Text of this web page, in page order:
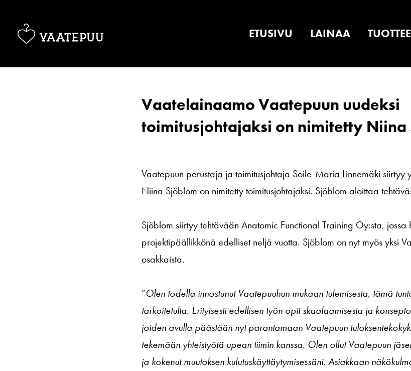
ETUSIVU LAINAA
Vaatelainaamo Vaatepuun uudeksi
toimitusjohtajaksi on nimitetty Niina
Vaatepuun perustaja ja toimitusjohtaja Soile-Maria Linnemäki siirtyy
Niina Sjöblom on nimitetty toimitusjohtajaksi. Sjöblom aloittaa
Sjöblom siirtyy tehtävään Anatomic Functional Training Oy:sta,
projektipäällikkönä edelliset neljä vuotta. Sjöblom on nyt myös yksi
osakkaista.
”Olen todella innostunut Vaatepuuhun mukaan tulemisesta, tämä
tarkoitetulta. Erityisesti edellisen työn opit skaalaamisesta ja
joiden avulla päästään nyt parantamaan Vaatepuun
tekemään yhteistyötä upean tiimin kanssa. Olen ollut Vaatepuun
ja kokenut muutoksen kulutuskäyttäytymisessäni. Asiakkaan